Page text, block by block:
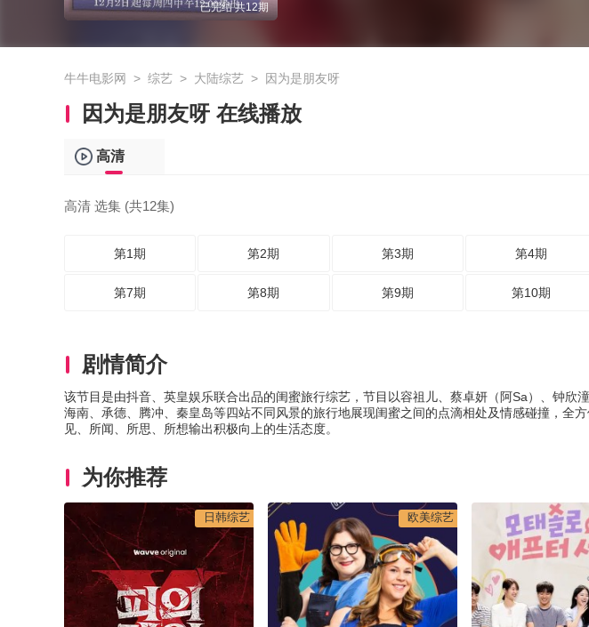
已完结 共12期
牛牛电影网 > 综艺 > 大陆综艺 > 因为是朋友呀
因为是朋友呀 在线播放
高清
高清 选集 (共12集)
第1期 第2期 第3期 第4期
第7期 第8期 第9期 第10期
剧情简介
该节目是由抖音、英皇娱乐联合出品的闺蜜旅行综艺，节目以容祖儿、蔡卓妍（阿Sa）、钟欣
海南、承德、腾冲、秦皇岛等四站不同风景的旅行地展现闺蜜之间的点滴相处及情感碰撞，全
见、所闻、所思、所想输出积极向上的生活态度。
为你推荐
日韩综艺 欧美综艺